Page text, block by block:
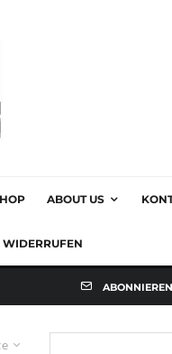
ABOUT US
ABONNIEREN